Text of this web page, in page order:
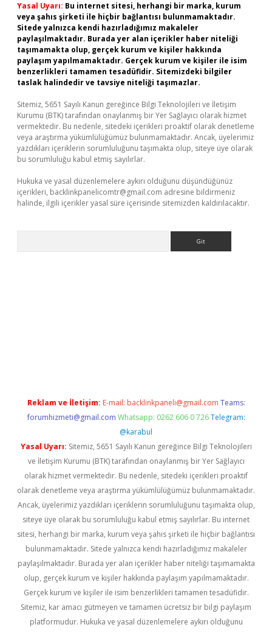
Yasal Uyarı: Bu internet sitesi, herhangi bir marka, kurum
veya şahıs şirketi ile hiçbir bağlantısı bulunmamaktadır.
Sitede yalnızca kendi hazırladığımız makaleler
paylaşılmaktadır. Burada yer alan içerikler haber niteliği
taşımamakta olup, gerçek kurum ve kişiler hakkında
paylaşım yapılmamaktadır. Gerçek kurum ve kişiler ile isim
benzerlikleri tamamen tesadüfidir. Sitemizdeki bilgiler
taslak halindedir ve tavsiye niteliği taşımazlar.
Sitemiz, 5651 Sayılı Kanun gereğince Bilgi Teknolojileri ve İletişim
Kurumu (BTK) tarafından onaylanmış bir Yer Sağlayıcı olarak hizmet
vermektedir. Bu nedenle, sitedeki içerikleri proaktif olarak denetleme
veya araştırma yükümlülüğümüz bulunmamaktadır. Ancak, üyelerimiz
yazdıkları içeriklerin sorumluluğunu taşımakta olup, siteye üye olarak
bu sorumluluğu kabul etmiş sayılırlar.
Hukuka ve yasal düzenlemelere aykırı olduğunu düşündüğünüz
içerikleri, backlinkpanelicomtr@gmail.com adresine bildirmeniz
halinde, ilgili içerikler yasal süre içerisinde sitemizden kaldırılacaktır.
Reklam ve İletişim: E-mail: backlinkpaneli@gmail.com Teams:
forumhizmeti@gmail.com Whatsapp: 0262 606 0 726 Telegram:
@karabul
Yasal Uyarı: Sitemiz, 5651 Sayılı Kanun gereğince Bilgi Teknolojileri
ve İletişim Kurumu (BTK) tarafından onaylanmış bir Yer Sağlayıcı
olarak hizmet vermektedir. Bu nedenle, sitedeki içerikleri proaktif
olarak denetleme veya araştırma yükümlülüğümüz bulunmamaktadır.
Ancak, üyelerimiz yazdıkları içeriklerin sorumluluğunu taşımakta olup,
siteye üye olarak bu sorumluluğu kabul etmiş sayılırlar. Bu internet
sitesi, herhangi bir marka, kurum veya şahıs şirketi ile hiçbir bağlantısı
bulunmamaktadır. Sitede yalnızca kendi hazırladığımız makaleler
paylaşılmaktadır. Burada yer alan içerikler haber niteliği taşımamakta
olup, gerçek kurum ve kişiler hakkında paylaşım yapılmamaktadır.
Gerçek kurum ve kişiler ile isim benzerlikleri tamamen tesadüfidir.
Sitemiz, kar amacı gütmeyen ve tamamen ücretsiz bir bilgi paylaşım
platformudur. Hukuka ve yasal düzenlemelere aykırı olduğunu